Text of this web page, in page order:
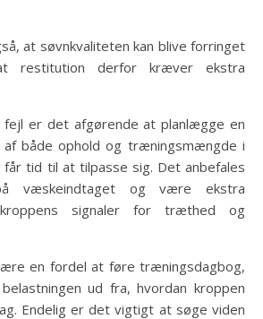
at søvnkvaliteten kan blive forringet
restitution derfor kræver ekstra
fejl er det afgørende at planlægge en
af både ophold og træningsmængde i
får tid til at tilpasse sig. Det anbefales
væskeindtaget og være ekstra
signaler for træthed og
en fordel at føre træningsdagbog,
ud fra, hvordan kroppen
Endelig er det vigtigt at søge viden